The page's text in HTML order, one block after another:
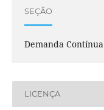
SEÇÃO
Demanda Contínua
LICENÇA